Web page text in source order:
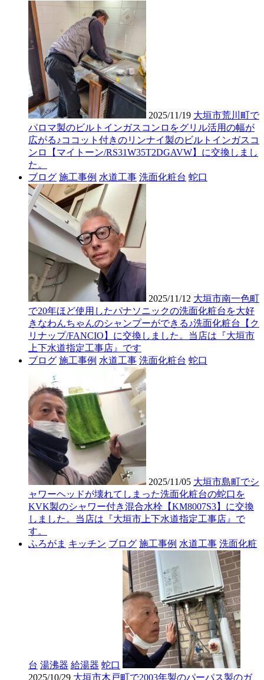
2025/11/19 大垣市荒川町で
パロマ製のビルトインガスコンロをグリル活用の幅が
広がる♪ココット付きのリンナイ製のビルトインガスコ
ンロ【マイトーン/RS31W35T2DGAVW】に交換しまし
た。
ブログ 施工事例 水道工事 洗面化粧台 蛇口
2025/11/12 大垣市南一色町
で20年ほど使用したパナソニックの洗面化粧台を大好
きなわんちゃんのシャンプーができる♪洗面化粧台【ク
リナップ/FANCIO】に交換しました。当店は『大垣市
上下水道指定工事店』です
ブログ 施工事例 水道工事 洗面化粧台 蛇口
2025/11/05 大垣市島町でシ
ャワーヘッドが壊れてしまった洗面化粧台の蛇口を
KVK製のシャワー付き混合水栓【KM8007S3】に交換
しました。当店は『大垣市上下水道指定工事店』で
す。
ふろがま キッチン ブログ 施工事例 水道工事 洗面化粧
台 湯沸器 給湯器 蛇口
2025/10/29 大垣市木戸町で2003年製のパーパス製のガ